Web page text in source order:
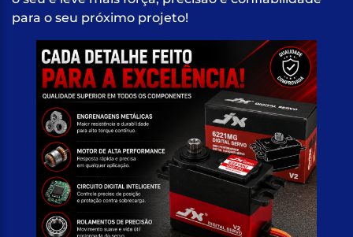
para o seu próximo projeto!